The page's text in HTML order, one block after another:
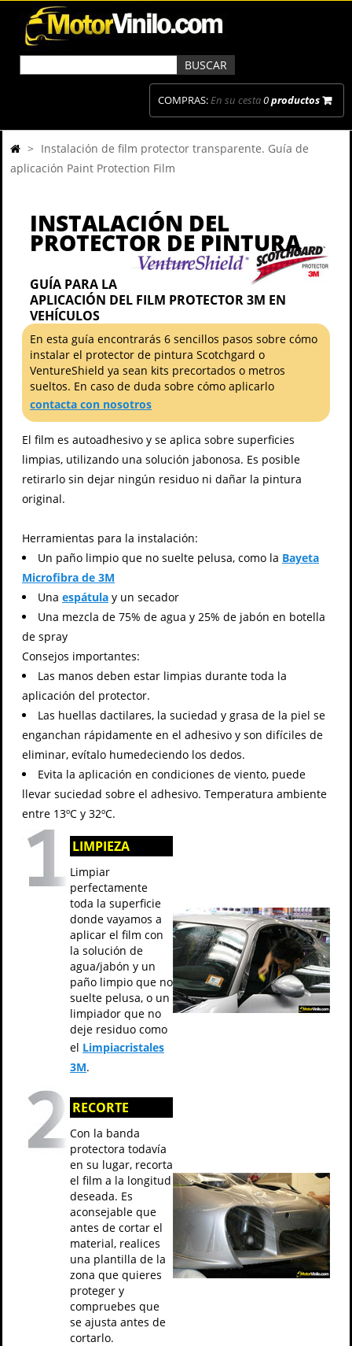
COMPRAS:En su cesta0productos
> Instalación de film protector transparente. Guía de
aplicación Paint Protection Film
INSTALACIÓN DEL
PROTECTOR DE PINTURA
GUÍA PARA LA
APLICACIÓN DEL FILM PROTECTOR 3M EN
VEHÍCULOS
En esta guía encontrarás 6 sencillos pasos sobre cómo
instalar el protector de pintura Scotchgard o
VentureShield ya sean kits precortados o metros
sueltos. En caso de duda sobre cómo aplicarlo
contacta con nosotros
El film es autoadhesivo y se aplica sobre superficies
limpias, utilizando una solución jabonosa. Es posible
retirarlo sin dejar ningún residuo ni dañar la pintura
original.
Herramientas para la instalación:
Un paño limpio que no suelte pelusa, como la Bayeta
Microfibra de 3M
Una espátula y un secador
Una mezcla de 75% de agua y 25% de jabón en botella
de spray
Consejos importantes:
Las manos deben estar limpias durante toda la
aplicación del protector.
Las huellas dactilares, la suciedad y grasa de la piel se
enganchan rápidamente en el adhesivo y son difíciles de
eliminar, evítalo humedeciendo los dedos.
Evita la aplicación en condiciones de viento, puede
llevar suciedad sobre el adhesivo. Temperatura ambiente
entre 13ºC y 32ºC.
LIMPIEZA
Limpiar
perfectamente
toda la superficie
donde vayamos a
aplicar el film con
la solución de
agua/jabón y un
paño limpio que no
suelte pelusa, o un
limpiador que no
deje residuo como
el Limpiacristales
3M.
RECORTE
Con la banda
protectora todavía
en su lugar, recorta
el film a la longitud
deseada. Es
aconsejable que
antes de cortar el
material, realices
una plantilla de la
zona que quieres
proteger y
compruebes que
se ajusta antes de
cortarlo.